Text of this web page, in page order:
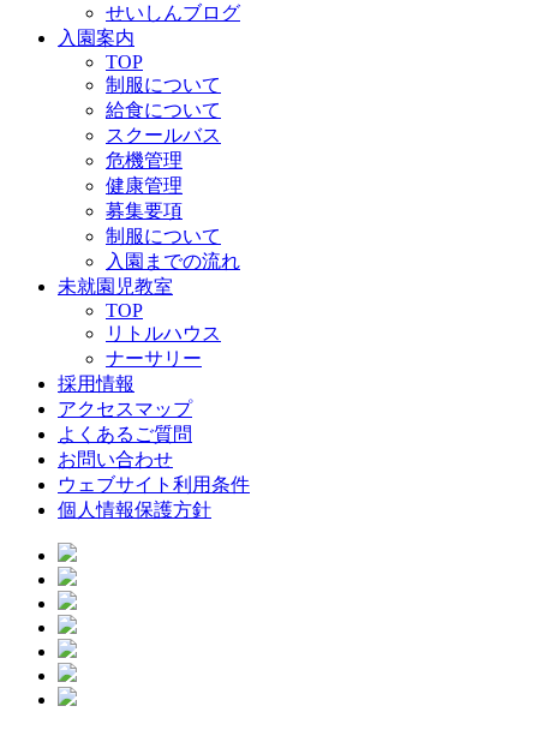
せいしんブログ
入園案内
TOP
制服について
給食について
スクールバス
危機管理
健康管理
募集要項
制服について
入園までの流れ
未就園児教室
TOP
リトルハウス
ナーサリー
採用情報
アクセスマップ
よくあるご質問
お問い合わせ
ウェブサイト利用条件
個人情報保護方針